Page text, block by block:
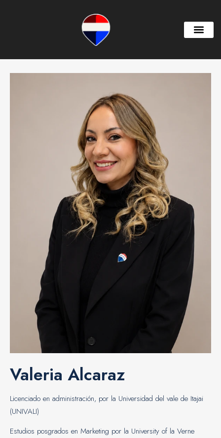
Valeria Alcaraz
Licenciado en administración, por la Universidad del vale de Itajai
(UNIVALI)
Estudios posgrados en Marketing por la University of la Verne